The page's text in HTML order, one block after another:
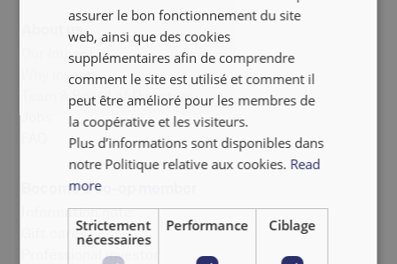
Our impact
Why invest
Team & Board of Directors
Become a co-op member
Information note
Gift cards
Professional investor
assurer le bon fonctionnement du site
web, ainsi que des cookies
supplémentaires afin de comprendre
comment le site est utilisé et comment il
peut être amélioré pour les membres de
la coopérative et les visiteurs.
Plus d’informations sont disponibles dans
notre Politique relative aux cookies. Read
more
Strictement
nécessaires
Performance Ciblage